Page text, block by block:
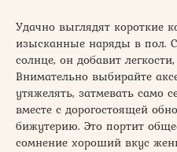
Удачно выглядят короткие
изысканные наряды в пол.
солнце, он добавит
Внимательно выбирайте
утяжелять, затмевать само
вместе с дорогостоящей
бижутерию. Это портит
сомнение хороший вкус